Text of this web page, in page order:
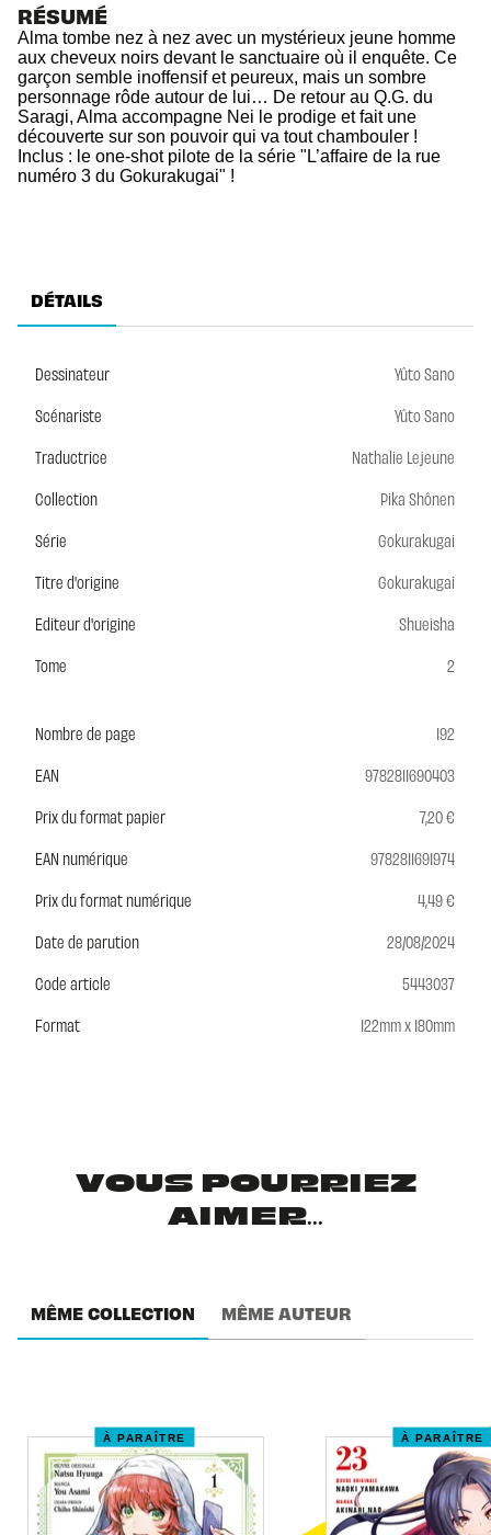
RÉSUMÉ
Alma tombe nez à nez avec un mystérieux jeune homme
aux cheveux noirs devant le sanctuaire où il enquête. Ce
garçon semble inoffensif et peureux, mais un sombre
personnage rôde autour de lui… De retour au Q.G. du
Saragi, Alma accompagne Nei le prodige et fait une
découverte sur son pouvoir qui va tout chambouler !
Inclus : le one-shot pilote de la série "L’affaire de la rue
numéro 3 du Gokurakugai" !
DÉTAILS
Dessinateur
Yûto Sano
Scénariste
Yûto Sano
Traductrice
Nathalie Lejeune
Collection
Pika Shônen
Série
Gokurakugai
Titre d'origine
Gokurakugai
Editeur d'origine
Shueisha
Tome
2
Nombre de page
192
EAN
9782811690403
Prix du format papier
7,20 €
EAN numérique
9782811691974
Prix du format numérique
4,49 €
Date de parution
28/08/2024
Code article
5443037
Format
122mm x 180mm
VOUS POURRIEZ
AIMER...
MÊME COLLECTION MÊME AUTEUR
À PARAÎTRE À PARAÎTRE